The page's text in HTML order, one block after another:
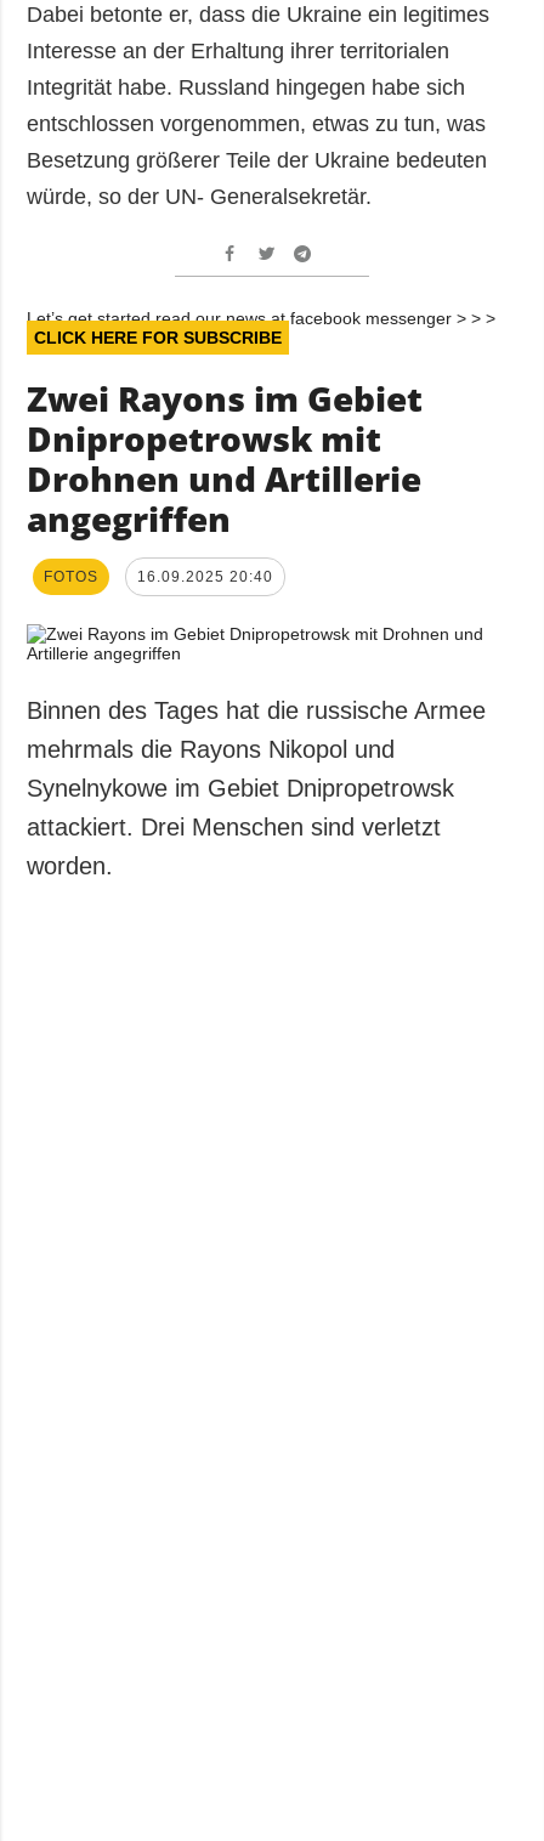
Dabei betonte er, dass die Ukraine ein legitimes
Interesse an der Erhaltung ihrer territorialen
Integrität habe. Russland hingegen habe sich
entschlossen vorgenommen, etwas zu tun, was
Besetzung größerer Teile der Ukraine bedeuten
würde, so der UN- Generalsekretär.
Let’s get started read our news at facebook messenger > > >
CLICK HERE FOR SUBSCRIBE
Zwei Rayons im Gebiet
Dnipropetrowsk mit
Drohnen und Artillerie
angegriffen
FOTOS 16.09.2025 20:40
Binnen des Tages hat die russische Armee
mehrmals die Rayons Nikopol und
Synelnykowe im Gebiet Dnipropetrowsk
attackiert. Drei Menschen sind verletzt
worden.